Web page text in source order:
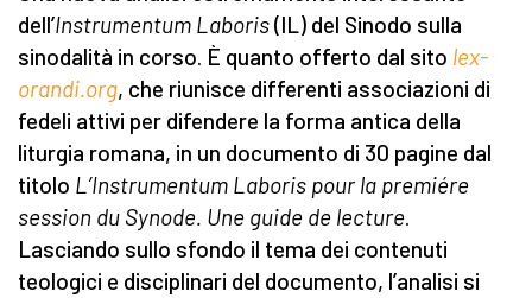
dell’Instrumentum Laboris(IL) del Sinodo sulla
sinodalità in corso. È quanto offerto dal sito lex-
orandi.org, che riunisce differenti associazioni di
fedeli attivi per difendere la forma antica della
liturgia romana, in un documento di 30 pagine dal
titolo L’Instrumentum Laboris pour la premiére
session du Synode. Une guide de lecture.
Lasciando sullo sfondo il tema dei contenuti
teologici e disciplinari del documento, l’analisi si